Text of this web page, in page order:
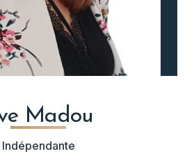
Madou
Indépendante